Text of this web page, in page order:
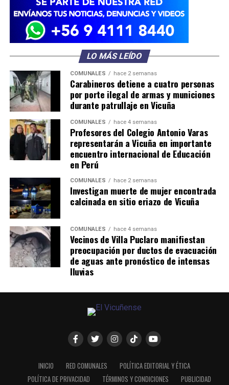
LO MÁS LEÍDO
COMUNALES hace 2 semanas
Carabineros detiene a cuatro personas
por porte ilegal de armas y municiones
durante patrullaje en Vicuña
COMUNALES hace 4 semanas
Profesores del Colegio Antonio Varas
representarán a Vicuña en importante
encuentro internacional de Educación
en Perú
COMUNALES hace 2 semanas
Investigan muerte de mujer encontrada
calcinada en sitio eriazo de Vicuña
COMUNALES hace 4 semanas
Vecinos de Villa Puclaro manifiestan
preocupación por ductos de evacuación
de aguas ante pronóstico de intensas
lluvias
INICIO RED COMUNALES
POLÍTICA EDITORIAL Y ÉTICA
POLÍTICA DE PRIVACIDAD
TÉRMINOS Y CONDICIONES
PUBLICIDAD